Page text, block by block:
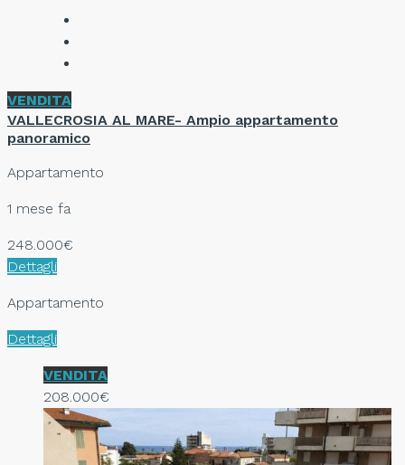
VENDITA
VALLECROSIA AL MARE- Ampio appartamento
panoramico
Appartamento
1 mese fa
248.000€
Dettagli
Appartamento
Dettagli
VENDITA
208.000€